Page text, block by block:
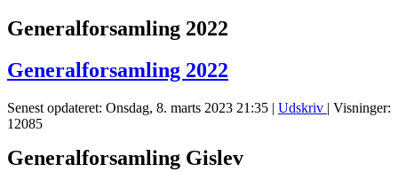
Generalforsamling 2022
Generalforsamling 2022
Senest opdateret: Onsdag, 8. marts 2023 21:35 | Udskriv | Visninger:
12085
Generalforsamling Gislev